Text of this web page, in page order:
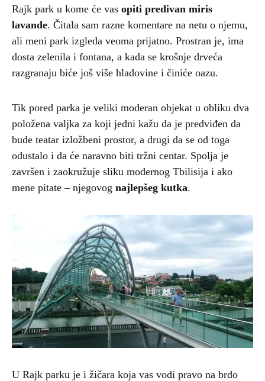
Rajk park u kome će vas opiti predivan miris
lavande. Čitala sam razne komentare na netu o njemu,
ali meni park izgleda veoma prijatno. Prostran je, ima
dosta zelenila i fontana, a kada se krošnje drveća
razgranaju biće još više hladovine i činiće oazu.
Tik pored parka je veliki moderan objekat u obliku dva
položena valjka za koji jedni kažu da je predviđen da
bude teatar izložbeni prostor, a drugi da se od toga
odustalo i da će naravno biti tržni centar. Spolja je
završen i zaokružuje sliku modernog Tbilisija i ako
mene pitate – njegovog najlepšeg kutka.
U Rajk parku je i žičara koja vas vodi pravo na brdo